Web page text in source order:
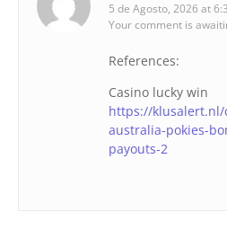
5 de Agosto, 2026 at
Your comment is
References:
Casino lucky win
https://klusalert.nl/
australia-pokies-
payouts-2